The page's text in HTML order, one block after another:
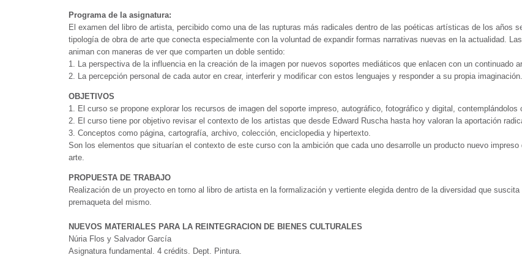
Programa de la asignatura:
El examen del libro de artista, percibido como una de las rupturas más radicales dentro de las poéticas artísticas de los años
tipología de obra de arte que conecta especialmente con la voluntad de expandir formas narrativas nuevas en la actualidad.
animan con maneras de ver que comparten un doble sentido:
1. La perspectiva de la influencia en la creación de la imagen por nuevos soportes mediáticos que enlacen con un continuado
2. La percepción personal de cada autor en crear, interferir y modificar con estos lenguajes y responder a su propia imaginación.
OBJETIVOS
1. El curso se propone explorar los recursos de imagen del soporte impreso, autográfico, fotográfico y digital,
2. El curso tiene por objetivo revisar el contexto de los artistas que desde Edward Ruscha hasta hoy valoran la aportación
3. Conceptos como página, cartografía, archivo, colección, enciclopedia y hipertexto.
Son los elementos que situarían el contexto de este curso con la ambición que cada uno desarrolle un producto nuevo
arte.
PROPUESTA DE TRABAJO
Realización de un proyecto en torno al libro de artista en la formalización y vertiente elegida dentro de la diversidad que
premaqueta del mismo.
NUEVOS MATERIALES PARA LA REINTEGRACION DE BIENES CULTURALES
Núria Flos y Salvador García
Asignatura fundamental. 4 crédits. Dept. Pintura.